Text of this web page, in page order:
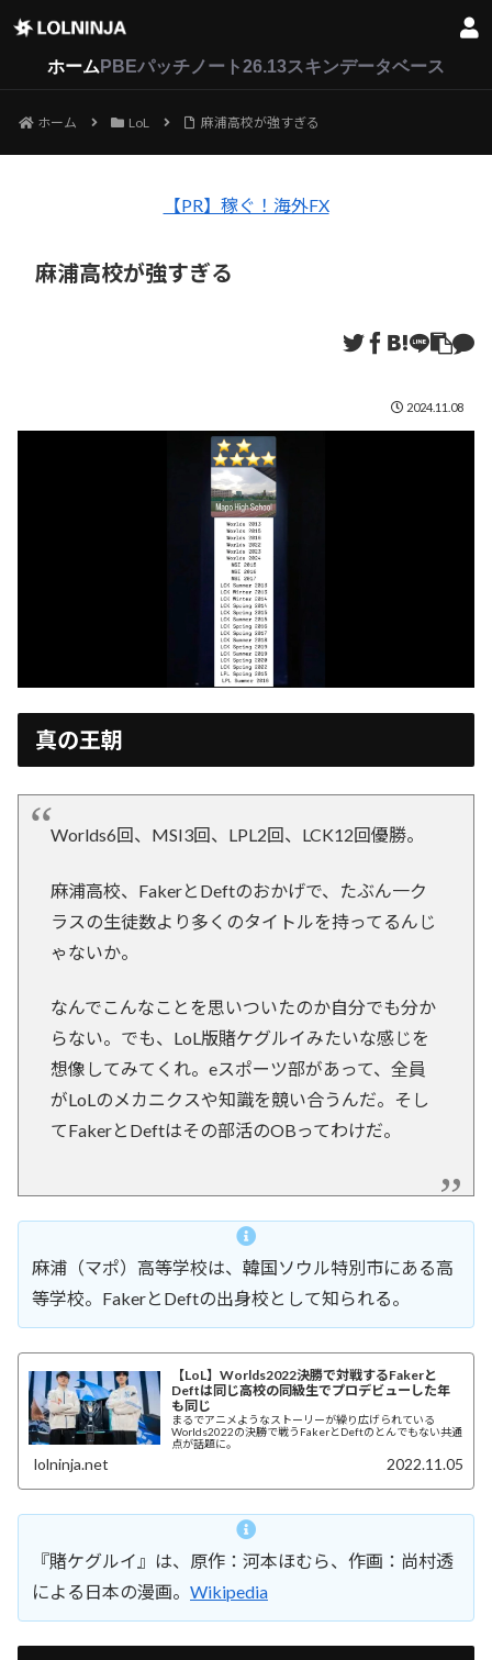
ホーム PBEパッチノート26.13スキンデータベース
ホーム LoL 麻浦高校が強すぎる
【PR】稼ぐ！海外FX
麻浦高校が強すぎる
2024.11.08
真の王朝
Worlds6回、MSI3回、LPL2回、LCK12回優勝。
麻浦高校、FakerとDeftのおかげで、たぶん一ク
ラスの生徒数より多くのタイトルを持ってるんじ
ゃないか。
なんでこんなことを思いついたのか自分でも分か
らない。でも、LoL版賭ケグルイみたいな感じを
想像してみてくれ。eスポーツ部があって、全員
がLoLのメカニクスや知識を競い合うんだ。そし
てFakerとDeftはその部活のOBってわけだ。
麻浦（マポ）高等学校は、韓国ソウル特別市にある高
等学校。FakerとDeftの出身校として知られる。
【LoL】Worlds2022決勝で対戦するFakerと
Deftは同じ高校の同級生でプロデビューした年
も同じ
まるでアニメようなストーリーが繰り広げられている
Worlds2022の決勝で戦うFakerとDeftのとんでもない共通
点が話題に。
lolninja.net 2022.11.05
『賭ケグルイ』は、原作：河本ほむら、作画：尚村透
による日本の漫画。 Wikipedia